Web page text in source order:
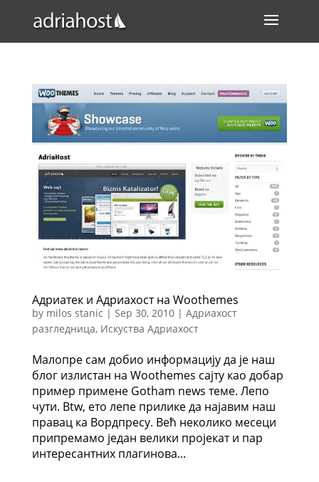
Адриатек и Адриахост на Woothemes
by milos stanic | Sep 30, 2010| Адриахост
разгледница, Искуства Адриахост
Малопре сам добио информацију да је наш
блог излистан на Woothemes сајту као добар
пример примене Gotham news теме. Лепо
чути. Btw, ето лепе прилике да најавим наш
правац ка Вордпресу. Већ неколико месеци
припремамо један велики пројекат и пар
интересантних плагинова...